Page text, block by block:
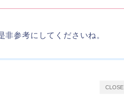
参考にしてくださいね。
CLOSE